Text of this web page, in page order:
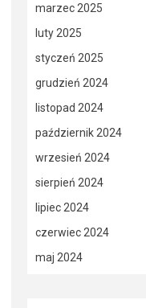
marzec 2025
luty 2025
styczeń 2025
grudzień 2024
listopad 2024
październik 2024
wrzesień 2024
sierpień 2024
lipiec 2024
czerwiec 2024
maj 2024